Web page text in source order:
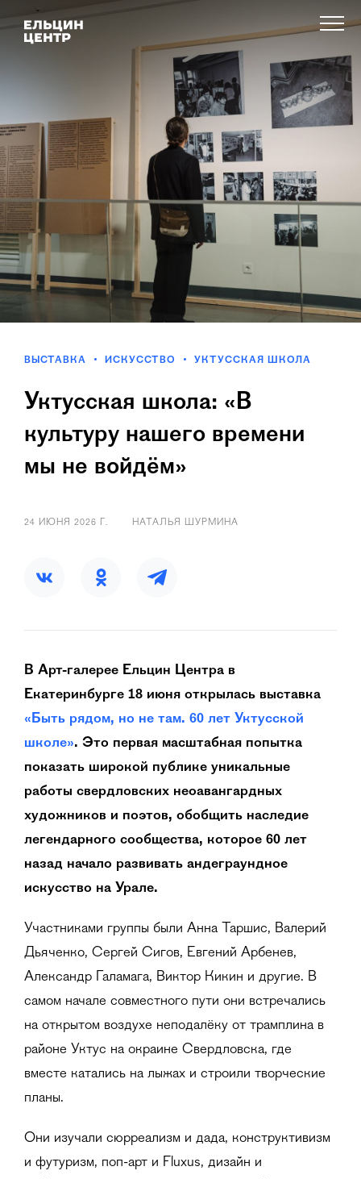
ВЫСТАВКА ИСКУССТВО УКТУССКАЯ ШКОЛА
Уктусская школа: «В
культуру нашего времени
мы не войдём»
24 ИЮНЯ 2026 Г. НАТАЛЬЯ ШУРМИНА
В Арт-галерее Ельцин Центра в
Екатеринбурге 18 июня открылась выставка
«Быть рядом, но не там. 60 лет Уктусской
школе». Это первая масштабная попытка
показать широкой публике уникальные
работы свердловских неоавангардных
художников и поэтов, обобщить наследие
легендарного сообщества, которое 60 лет
назад начало развивать андеграундное
искусство на Урале.
Участниками группы были Анна Таршис, Валерий
Дьяченко, Сергей Сигов, Евгений Арбенев,
Александр Галамага, Виктор Кикин и другие. В
самом начале совместного пути они встречались
на открытом воздухе неподалёку от трамплина в
районе Уктус на окраине Свердловска, где
вместе катались на лыжах и строили творческие
планы.
Они изучали сюрреализм и дада, конструктивизм
и футуризм, поп-арт и Fluxus, дизайн и